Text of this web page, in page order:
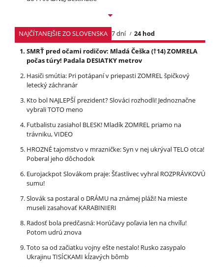
NAJČÍTANEJŠIE ZO SLOVENSKA 7 dní
24 hod
SMRŤ pred očami rodičov: Mladá Češka (†14) ZOMRELA
počas túry! Padala DESIATKY metrov
Hasiči smútia: Pri potápaní v priepasti ZOMREL špičkový
letecký záchranár
Kto bol NAJLEPŠÍ prezident? Slováci rozhodli! Jednoznačne
vybrali TOTO meno
Futbalistu zasiahol BLESK! Mladík ZOMREL priamo na
trávniku, VIDEO
HROZNÉ tajomstvo v mrazničke: Syn v nej ukrýval TELO otca!
Poberal jeho dôchodok
Eurojackpot Slovákom praje: Šťastlivec vyhral ROZPRÁVKOVÚ
sumu!
Slovák sa postaral o DRÁMU na známej pláži! Na mieste
museli zasahovať KARABINIERI
Radosť bola predčasná: Horúčavy poľavia len na chvíľu!
Potom udrú znova
Toto sa od začiatku vojny ešte nestalo! Rusko zasypalo
Ukrajinu TISÍCKAMI kĺzavých bômb